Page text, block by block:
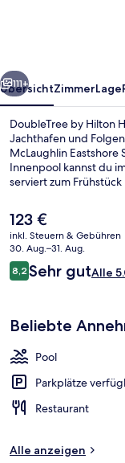
Weiter
111+
ÜbersichtZimmerLage
DoubleTree by Hilton
Jachthafen und
McLaughlin Eastshore
Innenpool kannst du
serviert zum
weitere Highlights.
Personal und das
Der
aktuelle
Preis
beträgt
123 €.
123 €
inkl. Steuern & Gebühren
30. Aug.–31. Aug.
Bewertungen
8,28,2 von 10.
Sehr gutAlle
Beliebte
Pool
Parkplätze
Restaurant
Alle anzeigen